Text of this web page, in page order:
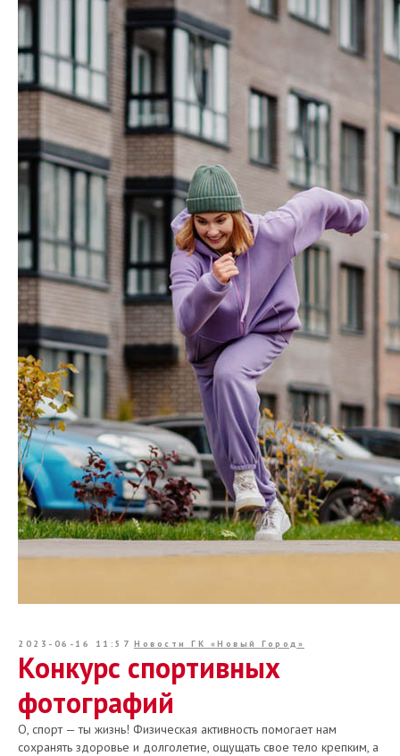
2023-06-16 11:57 Новости ГК «Новый Город»
Конкурс спортивных
фотографий
О, спорт — ты жизнь! Физическая активность помогает нам
сохранять здоровье и долголетие, ощущать свое тело крепким, а